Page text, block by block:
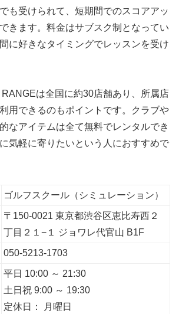
も受けられて、短期間でのスコアアッ
きます。料金はサブスク制となってい
に好きなタイミングでレッスンを受け
RANGEは全国に約30店舗あり、所属店
用できるのもポイントです。クラブや
なアイテムは全て無料でレンタルでき
気軽に寄りたいという人におすすめで
ゴルフスクール（シミュレーション）
〒150-0021 東京都渋谷区恵比寿西２
丁目２１−１ ジョワレ代官山 B1F
050-5213-1703
平日 10:00 ～ 21:30
土日祝 9:00 ～ 19:30
定休日： 月曜日